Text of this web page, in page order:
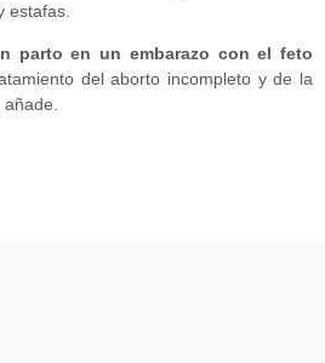
estafas.
parto en un embarazo con el feto
del aborto incompleto y de la